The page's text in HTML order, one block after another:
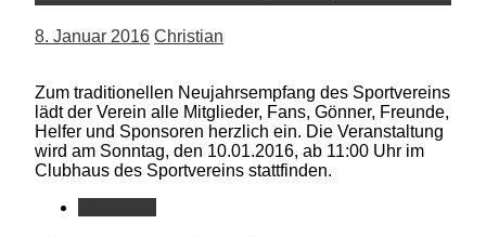
8. Januar 2016 Christian
Zum traditionellen Neujahrsempfang des Sportvereins
lädt der Verein alle Mitglieder, Fans, Gönner, Freunde,
Helfer und Sponsoren herzlich ein. Die Veranstaltung
wird am Sonntag, den 10.01.2016, ab 11:00 Uhr im
Clubhaus des Sportvereins stattfinden.